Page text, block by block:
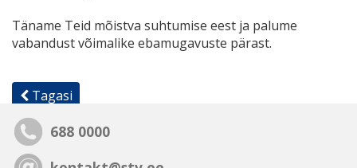
Täname Teid mõistva suhtumise eest ja palume
vabandust võimalike ebamugavuste pärast.
Tagasi
688 0000